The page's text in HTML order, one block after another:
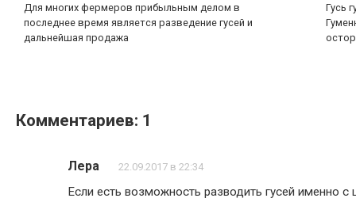
Для многих фермеров прибыльным делом в
последнее время является разведение гусей и
дальнейшая продажа
Гусь
Комментариев: 1
Лера 22.09.2017 в 22:34
Если есть возможность разводить гусей именно